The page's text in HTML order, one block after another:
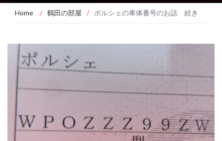
Home / 鶴田の部屋 / ポルシェの車体番号のお話 続き